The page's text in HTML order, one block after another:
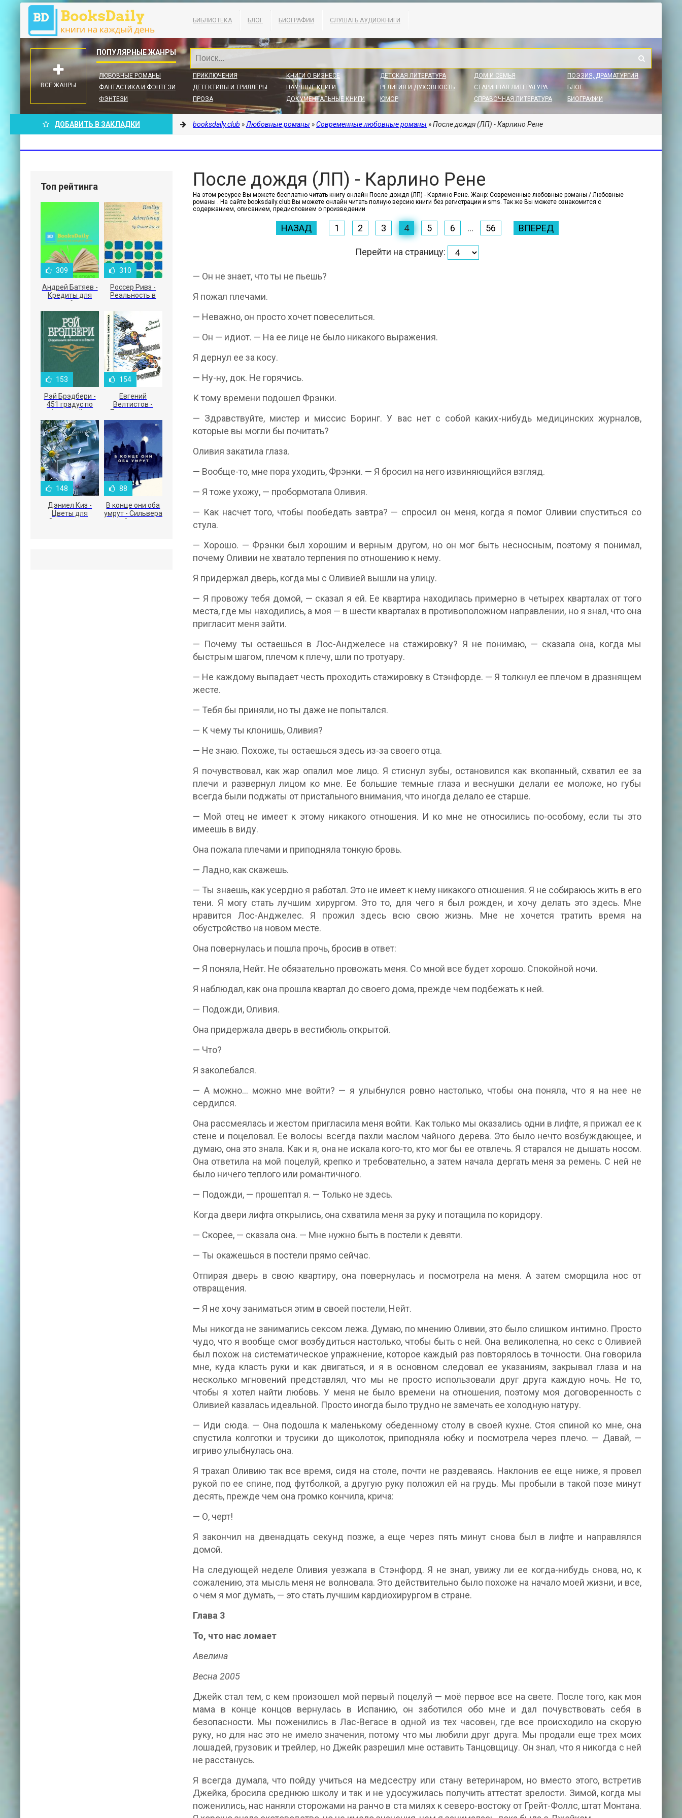
БИБЛИОТЕКА БЛОГ БИОГРАФИИ СЛУШАТЬ АУДИОКНИГИ
ЛЮБОВНЫЕ РОМАНЫ
ФАНТАСТИКА И ФЭНТЕЗИ
ФЭНТЕЗИ
ПРИКЛЮЧЕНИЯ
ДЕТЕКТИВЫ И ТРИЛЛЕРЫ
ПРОЗА
КНИГИ О БИЗНЕСЕ
НАУЧНЫЕ КНИГИ
ДОКУМЕНТАЛЬНЫЕ КНИГИ
ДЕТСКАЯ ЛИТЕРАТУРА
РЕЛИГИЯ И ДУХОВНОСТЬ
ЮМОР
ДОМ И СЕМЬЯ
СТАРИННАЯ ЛИТЕРАТУРА
СПРАВОЧНАЯ ЛИТЕРАТУРА
ПОЭЗИЯ, ДРАМАТУРГИЯ
БЛОГ
БИОГРАФИИ
ВСЕ ЖАНРЫ
ДОБАВИТЬ В ЗАКЛАДКИ booksdaily.club »Любовные романы »Современные любовные романы » После дождя (ЛП) - Карлино Рене
После дождя (ЛП) - Карлино Рене
На этом ресурсе Вы можете бесплатно читать книгу онлайн После дождя (ЛП) - Карлино Рене. Жанр: Современные любовные романы / Любовные
романы . На сайте booksdaily.club Вы можете онлайн читать полную версию книги без регистрации и sms. Так же Вы можете ознакомится с
содержанием, описанием, предисловием о произведении
НАЗАД 1 2 3 4 5 6 ... 56 ВПЕРЕД
Перейти на страницу:
— Он не знает, что ты не пьешь?
Я пожал плечами.
— Неважно, он просто хочет повеселиться.
— Он — идиот. — На ее лице не было никакого выражения.
Я дернул ее за косу.
— Ну-ну, док. Не горячись.
К тому времени подошел Фрэнки.
— Здравствуйте, мистер и миссис Боринг. У вас нет с собой каких-нибудь медицинских журналов,
которые вы могли бы почитать?
Оливия закатила глаза.
— Вообще-то, мне пора уходить, Фрэнки. — Я бросил на него извиняющийся взгляд.
— Я тоже ухожу, — пробормотала Оливия.
— Как насчет того, чтобы пообедать завтра? — спросил он меня, когда я помог Оливии спуститься со
стула.
— Хорошо. — Фрэнки был хорошим и верным другом, но он мог быть несносным, поэтому я понимал,
почему Оливии не хватало терпения по отношению к нему.
Я придержал дверь, когда мы с Оливией вышли на улицу.
— Я провожу тебя домой, — сказал я ей. Ее квартира находилась примерно в четырех кварталах от того
места, где мы находились, а моя — в шести кварталах в противоположном направлении, но я знал, что она
пригласит меня зайти.
— Почему ты остаешься в Лос-Анджелесе на стажировку? Я не понимаю, — сказала она, когда мы
быстрым шагом, плечом к плечу, шли по тротуару.
— Не каждому выпадает честь проходить стажировку в Стэнфорде. — Я толкнул ее плечом в дразнящем
жесте.
— Тебя бы приняли, но ты даже не попытался.
— К чему ты клонишь, Оливия?
— Не знаю. Похоже, ты остаешься здесь из-за своего отца.
Я почувствовал, как жар опалил мое лицо. Я стиснул зубы, остановился как вкопанный, схватил ее за
плечи и развернул лицом ко мне. Ее большие темные глаза и веснушки делали ее моложе, но губы
всегда были поджаты от пристального внимания, что иногда делало ее старше.
— Мой отец не имеет к этому никакого отношения. И ко мне не относились по-особому, если ты это
имеешь в виду.
Она пожала плечами и приподняла тонкую бровь.
— Ладно, как скажешь.
— Ты знаешь, как усердно я работал. Это не имеет к нему никакого отношения. Я не собираюсь жить в его
тени. Я могу стать лучшим хирургом. Это то, для чего я был рожден, и хочу делать это здесь. Мне
нравится Лос-Анджелес. Я прожил здесь всю свою жизнь. Мне не хочется тратить время на
обустройство на новом месте.
Она повернулась и пошла прочь, бросив в ответ:
— Я поняла, Нейт. Не обязательно провожать меня. Со мной все будет хорошо. Спокойной ночи.
Я наблюдал, как она прошла квартал до своего дома, прежде чем подбежать к ней.
— Подожди, Оливия.
Она придержала дверь в вестибюль открытой.
— Что?
Я заколебался.
— А можно... можно мне войти? — я улыбнулся ровно настолько, чтобы она поняла, что я на нее не
сердился.
Она рассмеялась и жестом пригласила меня войти. Как только мы оказались одни в лифте, я прижал ее к
стене и поцеловал. Ее волосы всегда пахли маслом чайного дерева. Это было нечто возбуждающее, и
думаю, она это знала. Как и я, она не искала кого-то, кто мог бы ее отвлечь. Я старался не дышать носом.
Она ответила на мой поцелуй, крепко и требовательно, а затем начала дергать меня за ремень. С ней не
было ничего теплого или романтичного.
— Подожди, — прошептал я. — Только не здесь.
Когда двери лифта открылись, она схватила меня за руку и потащила по коридору.
— Скорее, — сказала она. — Мне нужно быть в постели к девяти.
— Ты окажешься в постели прямо сейчас.
Отпирая дверь в свою квартиру, она повернулась и посмотрела на меня. А затем сморщила нос от
отвращения.
— Я не хочу заниматься этим в своей постели, Нейт.
Мы никогда не занимались сексом лежа. Думаю, по мнению Оливии, это было слишком интимно. Просто
чудо, что я вообще смог возбудиться настолько, чтобы быть с ней. Она великолепна, но секс с Оливией
был похож на систематическое упражнение, которое каждый раз повторялось в точности. Она говорила
мне, куда класть руки и как двигаться, и я в основном следовал ее указаниям, закрывал глаза и на
несколько мгновений представлял, что мы не просто использовали друг друга каждую ночь. Не то,
чтобы я хотел найти любовь. У меня не было времени на отношения, поэтому моя договоренность с
Оливией казалась идеальной. Просто иногда было трудно не замечать ее холодную натуру.
— Иди сюда. — Она подошла к маленькому обеденному столу в своей кухне. Стоя спиной ко мне, она
спустила колготки и трусики до щиколоток, приподняла юбку и посмотрела через плечо. — Давай, —
игриво улыбнулась она.
Я трахал Оливию так все время, сидя на столе, почти не раздеваясь. Наклонив ее еще ниже, я провел
рукой по ее спине, под футболкой, а другую руку положил ей на грудь. Мы пробыли в такой позе минут
десять, прежде чем она громко кончила, крича:
— О, черт!
Я закончил на двенадцать секунд позже, а еще через пять минут снова был в лифте и направлялся
домой.
На следующей неделе Оливия уезжала в Стэнфорд. Я не знал, увижу ли ее когда-нибудь снова, но, к
сожалению, эта мысль меня не волновала. Это действительно было похоже на начало моей жизни, и все,
о чем я мог думать, — это стать лучшим кардиохирургом в стране.
Глава 3
То, что нас ломает
Авелина
Весна 2005
Джейк стал тем, с кем произошел мой первый поцелуй — моё первое все на свете. После того, как моя
мама в конце концов вернулась в Испанию, он заботился обо мне и дал почувствовать себя в
безопасности. Мы поженились в Лас-Вегасе в одной из тех часовен, где все происходило на скорую
руку, но для нас это не имело значения, потому что мы любили друг друга. Мы продали еще трех моих
лошадей, грузовик и трейлер, но Джейк разрешил мне оставить Танцовщицу. Он знал, что я никогда с ней
не расстанусь.
Я всегда думала, что пойду учиться на медсестру или стану ветеринаром, но вместо этого, встретив
Джейка, бросила среднюю школу и так и не удосужилась получить аттестат зрелости. Зимой, когда мы
поженились, нас наняли сторожами на ранчо в ста милях к северо-востоку от Грейт-Фоллс, штат Монтана.
Топ рейтинга
309
Андрей Батяев -
Кредиты для
малого бизнеса
310
Россер Ривз -
Реальность в
153
Рэй Брэдбери -
451 градус по
Фаренгейту
154
Евгений
Велтистов -
Приключения
Электроника
148
Дэниел Киз -
Цветы для
Элджернона
88
В конце они оба
умрут - Сильвера
Адам